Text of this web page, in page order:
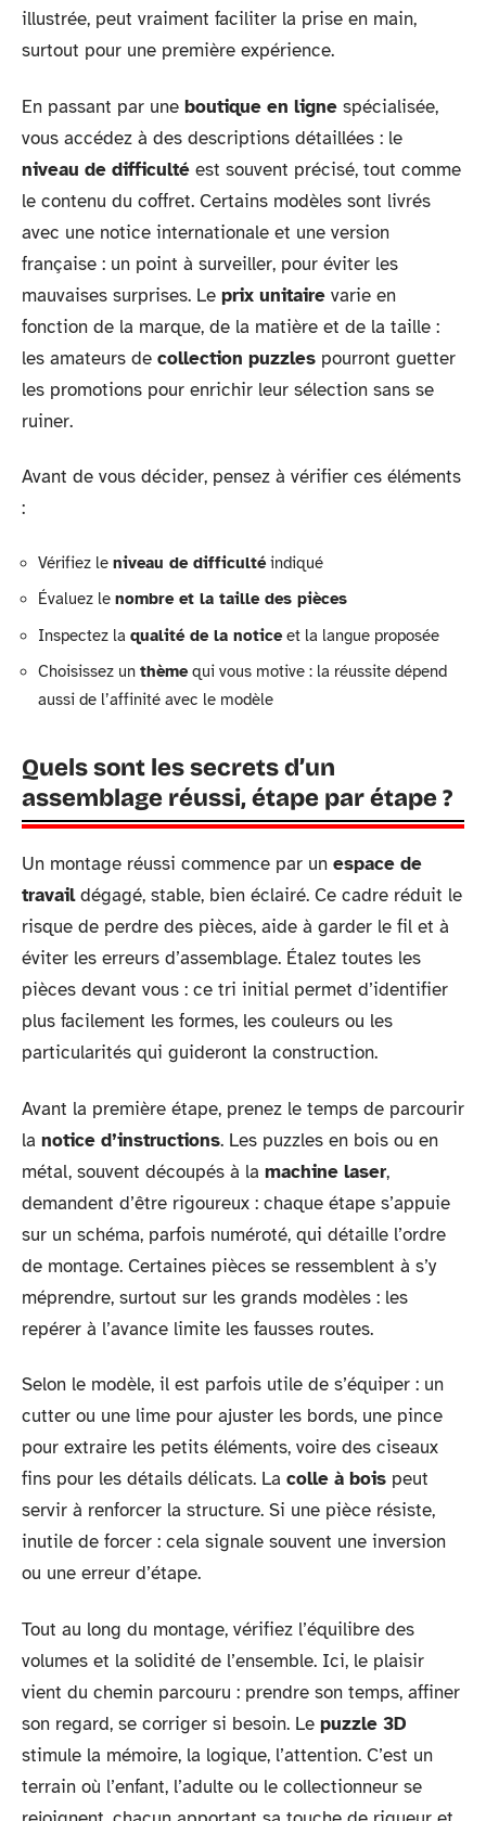
illustrée, peut vraiment faciliter la prise en main,
surtout pour une première expérience.
En passant par une boutique en ligne spécialisée,
vous accédez à des descriptions détaillées : le
niveau de difficulté est souvent précisé, tout comme
le contenu du coffret. Certains modèles sont livrés
avec une notice internationale et une version
française : un point à surveiller, pour éviter les
mauvaises surprises. Le prix unitaire varie en
fonction de la marque, de la matière et de la taille :
les amateurs de collection puzzles pourront guetter
les promotions pour enrichir leur sélection sans se
ruiner.
Avant de vous décider, pensez à vérifier ces éléments
:
Vérifiez le niveau de difficultéindiqué
Évaluez le nombre et la taille des pièces
Inspectez la qualité de la noticeet la langue proposée
Choisissez un thèmequi vous motive : la réussite dépend
aussi de l’affinité avec le modèle
Quels sont les secrets d’un
assemblage réussi, étape par étape ?
Un montage réussi commence par un espace de
travaildégagé, stable, bien éclairé. Ce cadre réduit le
risque de perdre des pièces, aide à garder le fil et à
éviter les erreurs d’assemblage. Étalez toutes les
pièces devant vous : ce tri initial permet d’identifier
plus facilement les formes, les couleurs ou les
particularités qui guideront la construction.
Avant la première étape, prenez le temps de parcourir
la notice d’instructions. Les puzzles en bois ou en
métal, souvent découpés à la machine laser,
demandent d’être rigoureux : chaque étape s’appuie
sur un schéma, parfois numéroté, qui détaille l’ordre
de montage. Certaines pièces se ressemblent à s’y
méprendre, surtout sur les grands modèles : les
repérer à l’avance limite les fausses routes.
Selon le modèle, il est parfois utile de s’équiper : un
cutter ou une lime pour ajuster les bords, une pince
pour extraire les petits éléments, voire des ciseaux
fins pour les détails délicats. La colle à bois peut
servir à renforcer la structure. Si une pièce résiste,
inutile de forcer : cela signale souvent une inversion
ou une erreur d’étape.
Tout au long du montage, vérifiez l’équilibre des
volumes et la solidité de l’ensemble. Ici, le plaisir
vient du chemin parcouru : prendre son temps, affiner
son regard, se corriger si besoin. Le puzzle 3D
stimule la mémoire, la logique, l’attention. C’est un
terrain où l’enfant, l’adulte ou le collectionneur se